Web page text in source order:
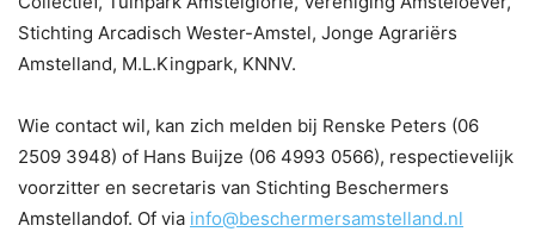
Stichting Arcadisch Wester-Amstel, Jonge Agrariërs
Amstelland, M.L.Kingpark, KNNV.
Wie contact wil, kan zich melden bij Renske Peters (06
2509 3948) of Hans Buijze (06 4993 0566), respectievelijk
voorzitter en secretaris van Stichting Beschermers
Amstellandof. Of via info@beschermersamstelland.nl